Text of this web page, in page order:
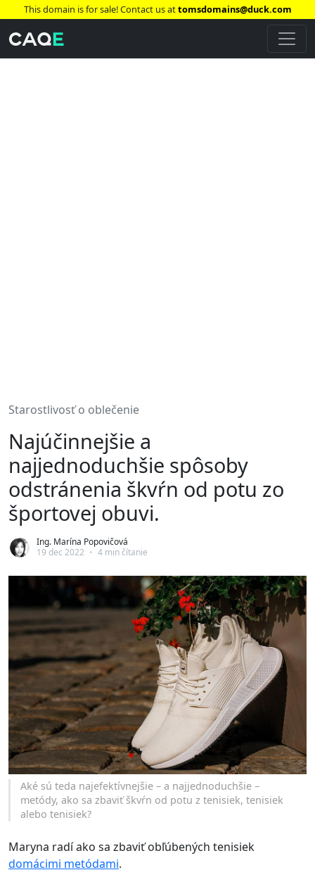
This domain is for sale! Contact us attomsdomains@duck.com
Starostlivosť o oblečenie
Najúčinnejšie a
najjednoduchšie spôsoby
odstránenia škvŕn od potu zo
športovej obuvi.
Ing. Marína Popovičová
19 dec 2022 • 4 min čítanie
Aké sú teda najefektívnejšie – a najjednoduchšie –
metódy, ako sa zbaviť škvŕn od potu z tenisiek, tenisiek
alebo tenisiek?
Maryna radí ako sa zbaviť obľúbených tenisiek
domácimi metódami.